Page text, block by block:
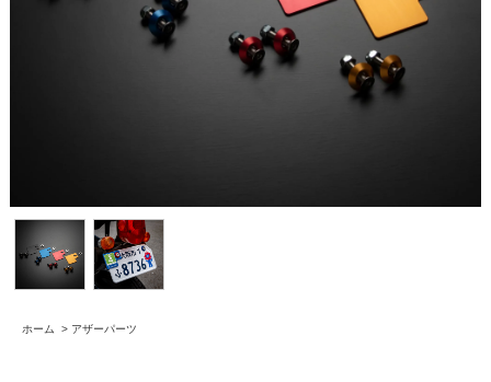
ホーム > アザーパーツ